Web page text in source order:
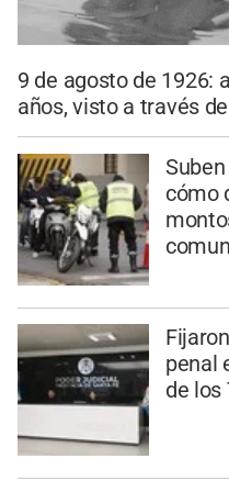
9 de agosto de 1926:
años, visto a través
cómo
penal
de los